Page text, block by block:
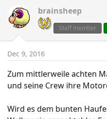
r
e
a
d
t
a
r
t
d
t
e
brainsheep
Staff member
Dec 9, 2016
Zum mittlerweile achten
und seine Crew ihre
Wird es dem bunten